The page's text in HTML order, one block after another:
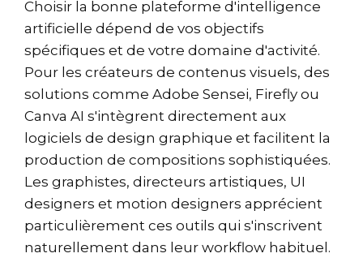
Choisir la bonne plateforme d'intelligence
artificielle dépend de vos objectifs
spécifiques et de votre domaine d'activité.
Pour les créateurs de contenus visuels, des
solutions comme Adobe Sensei, Firefly ou
Canva AI s'intègrent directement aux
logiciels de design graphique et facilitent la
production de compositions sophistiquées.
Les graphistes, directeurs artistiques, UI
designers et motion designers apprécient
particulièrement ces outils qui s'inscrivent
naturellement dans leur workflow habituel.